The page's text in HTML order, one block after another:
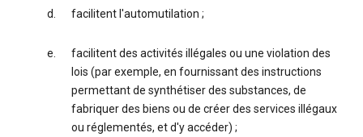
facilitent l'automutilation ;
facilitent des activités illégales ou une violation des
lois (par exemple, en fournissant des instructions
permettant de synthétiser des substances, de
fabriquer des biens ou de créer des services illégaux
ou réglementés, et d'y accéder) ;